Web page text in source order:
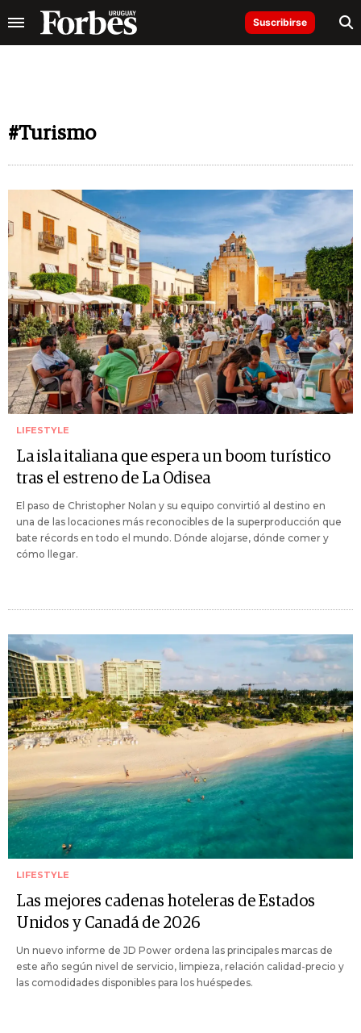
Suscribirse
#Turismo
LIFESTYLE
La isla italiana que espera un boom turístico
tras el estreno de La Odisea
El paso de Christopher Nolan y su equipo convirtió al destino en
una de las locaciones más reconocibles de la superproducción que
bate récords en todo el mundo. Dónde alojarse, dónde comer y
cómo llegar.
LIFESTYLE
Las mejores cadenas hoteleras de Estados
Unidos y Canadá de 2026
Un nuevo informe de JD Power ordena las principales marcas de
este año según nivel de servicio, limpieza, relación calidad-precio y
las comodidades disponibles para los huéspedes.